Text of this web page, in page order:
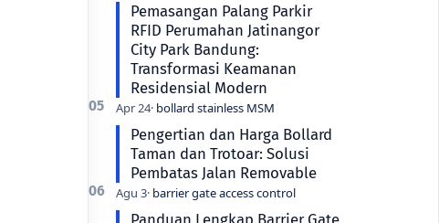
Pemasangan Palang Parkir
RFID Perumahan Jatinangor
City Park Bandung:
Transformasi Keamanan
Residensial Modern
Pengertian dan Harga Bollard
Taman dan Trotoar: Solusi
Pembatas Jalan Removable
Panduan Lengkap Barrier Gate